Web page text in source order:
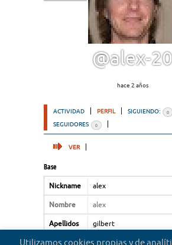
@alex-20
hace 2 años
ACTIVIDAD PERFIL SIGUIENDO: 0
SEGUIDORES 0
VER
Base
Nickname alex
Nombre alex
Apellidos gilbert
Tipo de
Utilizamos cookies propias y de